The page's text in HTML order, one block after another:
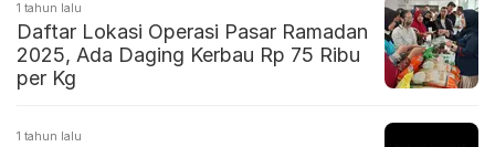
1 tahun lalu
Daftar Lokasi Operasi Pasar Ramadan
2025, Ada Daging Kerbau Rp 75 Ribu
per Kg
1 tahun lalu